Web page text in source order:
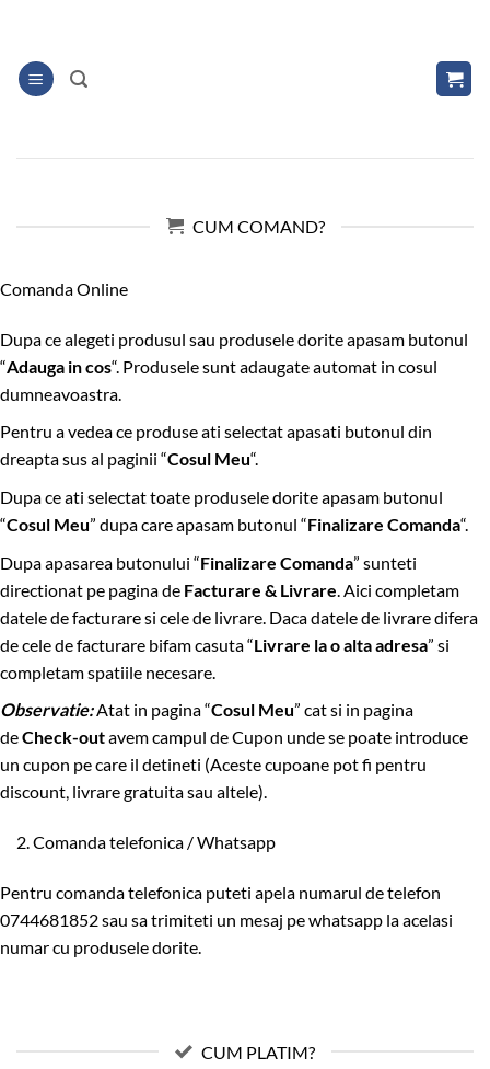
content
CUM COMAND?
Comanda Online
Dupa ce alegeti produsul sau produsele dorite apasam butonul
“Adauga in cos“. Produsele sunt adaugate automat in cosul
dumneavoastra.
Pentru a vedea ce produse ati selectat apasati butonul din
dreapta sus al paginii “Cosul Meu“.
Dupa ce ati selectat toate produsele dorite apasam butonul
“Cosul Meu” dupa care apasam butonul “Finalizare Comanda“.
Dupa apasarea butonului “Finalizare Comanda” sunteti
directionat pe pagina de Facturare & Livrare . Aici completam
datele de facturare si cele de livrare. Daca datele de livrare difera
de cele de facturare bifam casuta “Livrare la o alta adresa” si
completam spatiile necesare.
Observatie:Atat in pagina “Cosul Meu” cat si in pagina
deCheck-outavem campul de Cupon unde se poate introduce
un cupon pe care il detineti (Aceste cupoane pot fi pentru
discount, livrare gratuita sau altele).
2. Comanda telefonica / Whatsapp
Pentru comanda telefonica puteti apela numarul de telefon
0744681852 sau sa trimiteti un mesaj pe whatsapp la acelasi
numar cu produsele dorite.
CUM PLATIM?